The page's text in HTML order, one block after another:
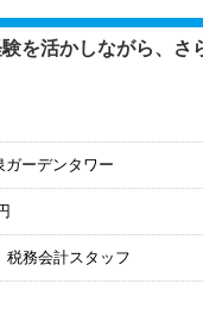
を活かしながら、さ
ガーデンタワー
税務会計スタッフ